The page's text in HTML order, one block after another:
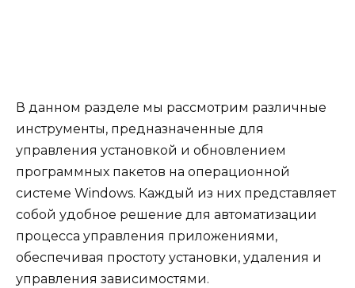
В данном разделе мы рассмотрим различные
инструменты, предназначенные для
управления установкой и обновлением
программных пакетов на операционной
системе Windows. Каждый из них представляет
собой удобное решение для автоматизации
процесса управления приложениями,
обеспечивая простоту установки, удаления и
управления зависимостями.